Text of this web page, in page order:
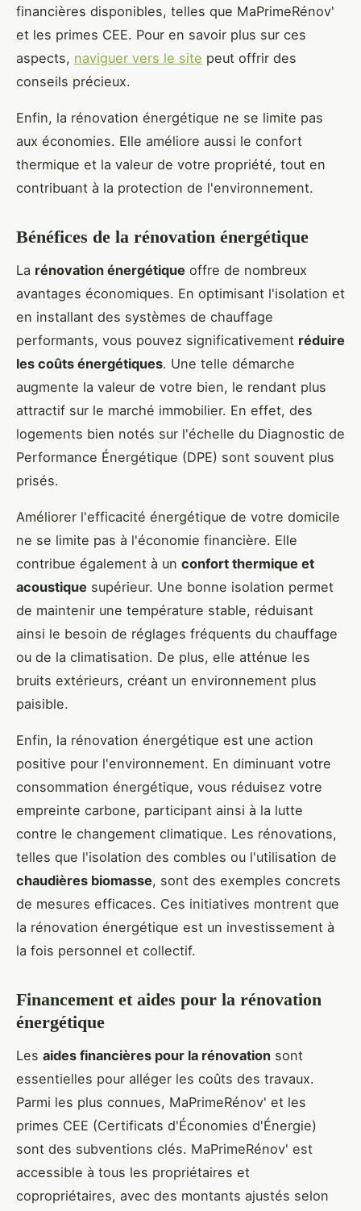
financières disponibles, telles que MaPrimeRénov'
et les primes CEE. Pour en savoir plus sur ces
aspects, naviguer vers le site peut offrir des
conseils précieux.
Enfin, la rénovation énergétique ne se limite pas
aux économies. Elle améliore aussi le confort
thermique et la valeur de votre propriété, tout en
contribuant à la protection de l'environnement.
Bénéfices de la rénovation énergétique
La rénovation énergétique offre de nombreux
avantages économiques. En optimisant l'isolation et
en installant des systèmes de chauffage
performants, vous pouvez significativement réduire
les coûts énergétiques. Une telle démarche
augmente la valeur de votre bien, le rendant plus
attractif sur le marché immobilier. En effet, des
logements bien notés sur l'échelle du Diagnostic de
Performance Énergétique (DPE) sont souvent plus
prisés.
Améliorer l'efficacité énergétique de votre domicile
ne se limite pas à l'économie financière. Elle
contribue également à un confort thermique et
acoustique supérieur. Une bonne isolation permet
de maintenir une température stable, réduisant
ainsi le besoin de réglages fréquents du chauffage
ou de la climatisation. De plus, elle atténue les
bruits extérieurs, créant un environnement plus
paisible.
Enfin, la rénovation énergétique est une action
positive pour l'environnement. En diminuant votre
consommation énergétique, vous réduisez votre
empreinte carbone, participant ainsi à la lutte
contre le changement climatique. Les rénovations,
telles que l'isolation des combles ou l'utilisation de
chaudières biomasse, sont des exemples concrets
de mesures efficaces. Ces initiatives montrent que
la rénovation énergétique est un investissement à
la fois personnel et collectif.
Financement et aides pour la rénovation
énergétique
Les aides financières pour la rénovation sont
essentielles pour alléger les coûts des travaux.
Parmi les plus connues, MaPrimeRénov' et les
primes CEE (Certificats d'Économies d'Énergie)
sont des subventions clés. MaPrimeRénov' est
accessible à tous les propriétaires et
copropriétaires, avec des montants ajustés selon